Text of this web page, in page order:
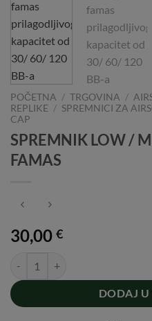
POČETNA / TRGOVINA /
REPLIKE / SPREMNICI ZA
CAP
SPREMNIK LOW /
FAMAS
30,00 €
DODAJ U